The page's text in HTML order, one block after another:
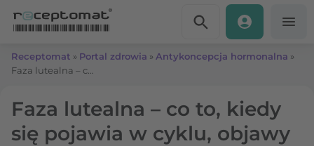
Receptomat » Portal zdrowia » Antykoncepcja hormonalna »
Faza lutealna – co to, kiedy
się pojawia w cyklu, objawy